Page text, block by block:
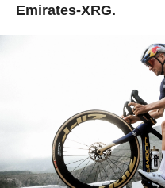
Emirates-XRG.